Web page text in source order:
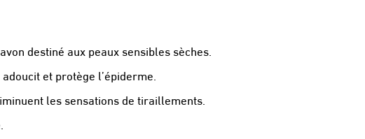
destiné aux peaux sensibles sèches.
et protège l’épiderme.
les sensations de tiraillements.